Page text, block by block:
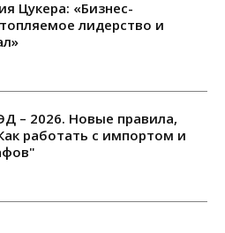
Цукера: «Бизнес-
лидерство и
– 2026. Новые правила,
работать с импортом и